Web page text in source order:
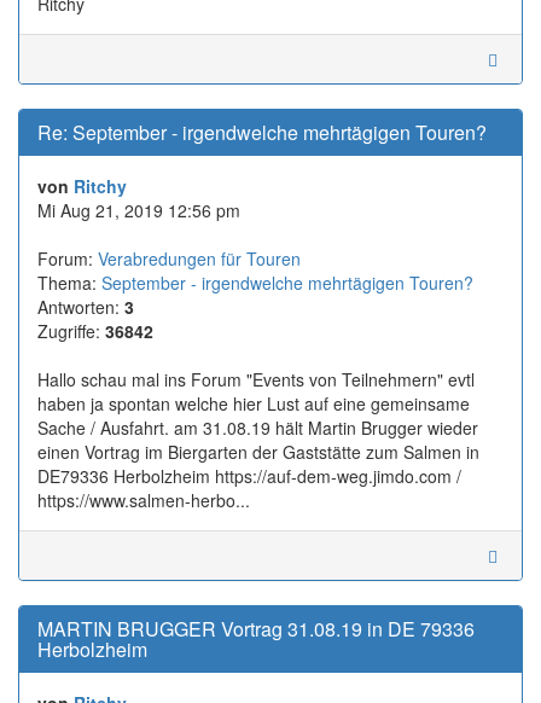
Re: September - irgendwelche mehrtägigen Touren?
von Ritchy
Mi Aug 21, 2019 12:56 pm
Forum: Verabredungen für Touren
Thema: September - irgendwelche mehrtägigen Touren?
Antworten: 3
Zugriffe: 36842
Hallo schau mal ins Forum "Events von Teilnehmern" evtl
haben ja spontan welche hier Lust auf eine gemeinsame
Sache / Ausfahrt. am 31.08.19 hält Martin Brugger wieder
einen Vortrag im Biergarten der Gaststätte zum Salmen in
DE79336 Herbolzheim https://auf-dem-weg.jimdo.com /
https://www.salmen-herbo...
MARTIN BRUGGER Vortrag 31.08.19 in DE 79336
Herbolzheim